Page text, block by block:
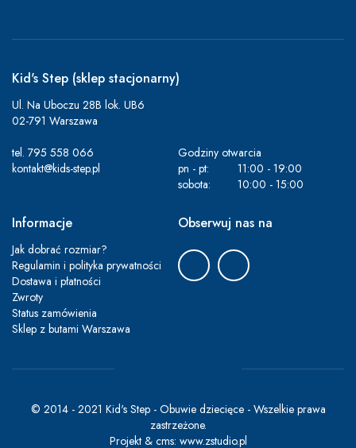
Kid's Step (sklep stacjonarny)
Ul. Na Uboczu 28B lok. UB6
02-791 Warszawa
tel. 795 558 066
kontakt@kids-step.pl
Godziny otwarcia
pn - pt:
11:00 - 19:00
sobota:
10:00 - 15:00
Informacje
Jak dobrać rozmiar?
Regulamin i polityka prywatności
Dostawa i płatności
Zwroty
Status zamówienia
Sklep z butami Warszawa
Obserwuj nas na
© 2014 - 2021 Kid's Step - Obuwie dziecięce - Wszelkie prawa
zastrzeżone.
Projekt & cms: www.zstudio.pl